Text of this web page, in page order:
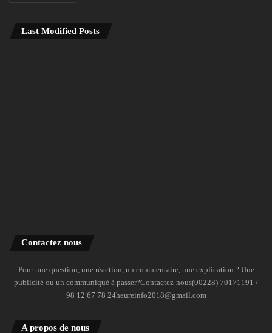
Last Modified Posts
Contactez nous
Pour une question, une réaction, un commentaire, une explication ? Une
publicité ou un communiqué à passer?Contactez-nous(00228) 70171191 /
98 12 67 78 24heureinfo2018@gmail.com
A propos de nous